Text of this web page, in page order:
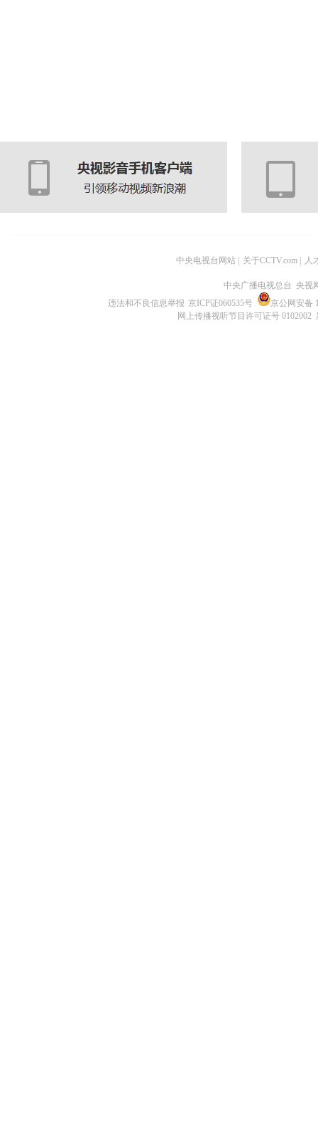
中央电视台网站 关于CCTV.com 人
中央广播电视总台 央视
违法和不良信息举报 京ICP证060535号
京公网安备
网上传播视听节目许可证号 0102002